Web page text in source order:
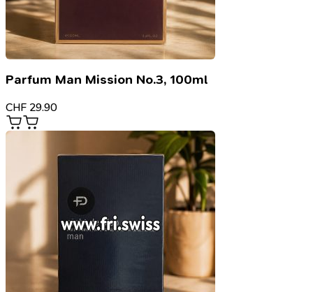
Parfum Man Mission No.3, 100ml
CHF 29.90